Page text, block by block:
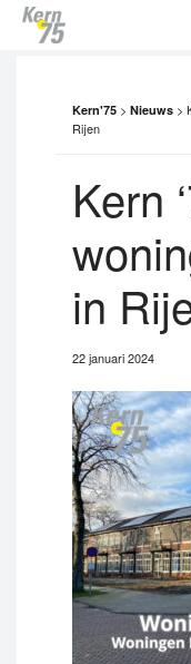
Kern'75 > Nieuws >
Rijen
Kern
in
22 januari 2024